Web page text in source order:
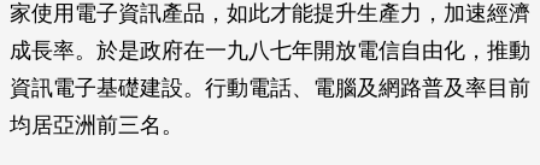
家使用電子資訊產品，如此才能提升生產力，加速經濟
成長率。於是政府在一九八七年開放電信自由化，推動
資訊電子基礎建設。行動電話、電腦及網路普及率目前
均居亞洲前三名。